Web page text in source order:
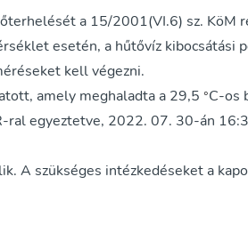
a 15/2001(VI.6) sz. KöM
esetén, a hűtővíz kibocsátási
kell végezni.
amely meghaladta a 29,5 °C-os
ral egyeztetve, 2022. 07. 30-án
A szükséges intézkedéseket a